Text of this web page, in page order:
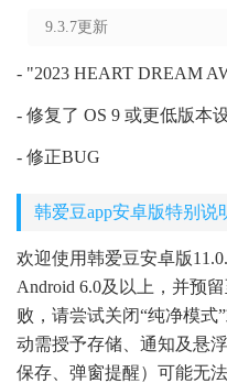
9.3.7更新
- "2023 HEART DREAM
- 修复了 OS 9 或更低版本
- 修正BUG
韩爱豆app安卓版特别说
欢迎使用韩爱豆安卓版
Android 6.0及以上，并预
败，请尝试关闭“纯净模式
动需授予存储、通知及悬
保存、弹窗提醒）可能无法